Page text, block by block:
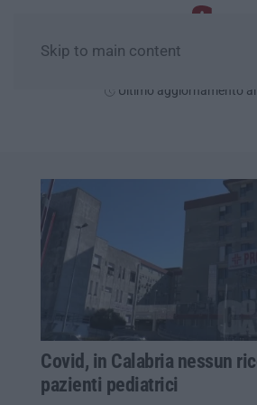
Skip to main content
Ultimo aggiornamento
Covid, in Calabria nessun
pazienti pediatrici